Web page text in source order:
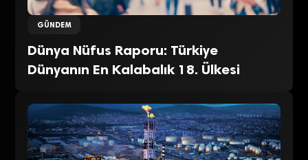
GÜNDEM
Dünya Nüfus Raporu: Türkiye
Dünyanın En Kalabalık 18. Ülkesi